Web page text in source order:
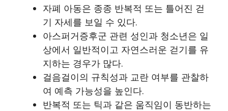
자폐 아동은 종종 반복적 또는 틀어진 걷
기 자세를 보일 수 있다.
아스퍼거증후군 관련 성인과 청소년은 일
상에서 일반적이고 자연스러운 걷기를 유
지하는 경우가 많다.
걸음걸이의 규칙성과 교란 여부를 관찰하
여 예측 가능성을 높인다.
반복적 또는 틱과 같은 움직임이 동반하는